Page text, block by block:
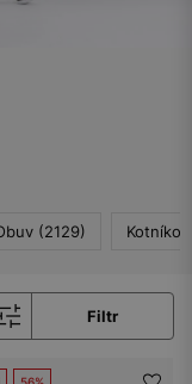
(2129)
Filtr